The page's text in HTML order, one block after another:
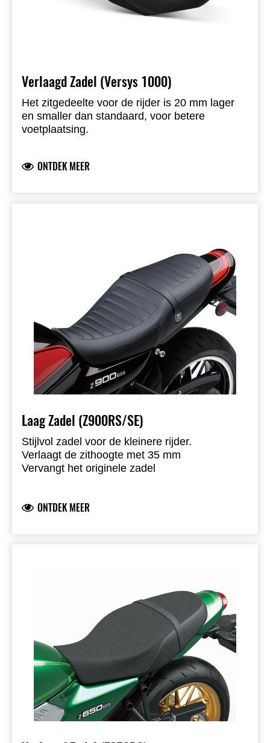
Verlaagd Zadel (Versys 1000)
Het zitgedeelte voor de rijder is 20 mm lager
en smaller dan standaard, voor betere
voetplaatsing.
ONTDEK MEER
Laag Zadel (Z900RS/SE)
Stijlvol zadel voor de kleinere rijder.
Verlaagt de zithoogte met 35 mm
Vervangt het originele zadel
ONTDEK MEER